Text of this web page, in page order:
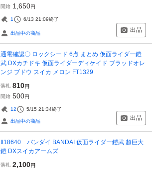
開始 1,650円
1 6/13 21:09終了
出品中の商品 出品
通電確認〇 ロックシード 6点 まとめ 仮面ライダー鎧
武 DXカチドキ 仮面ライダーディケイド ブラッドオレ
ンジ ブドウ スイカ メロン FT1329
落札 810円
開始 500円
12 5/15 21:34終了
出品中の商品 出品
tt18640 バンダイ BANDAI 仮面ライダー鎧武 超巨大
鎧 DXスイカアームズ
落札 2,100円